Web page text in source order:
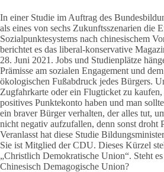
In einer Studie im Auftrag des
als eines von sechs Zukunftsszenarien die
Sozialpunktesystems nach chinesischem
berichtet es das liberal-konservative
28. Juni 2021. Jobs und Studienplätze
Prämisse am sozialen Engagement und
ökologischen Fußabdruck jedes Bürgers.
Zugfahrkarte oder ein Flugticket zu kaufen,
positives Punktekonto haben und man
ein braver Bürger verhalten, der alles tut,
nicht negativ aufzufallen, denn sonst droht
Veranlasst hat diese Studie
Sie ist Mitglied der CDU. Dieses Kürzel
„Christlich Demokratische Union“. Steht
Chinesisch Demagogische Union?